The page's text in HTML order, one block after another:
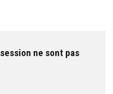
ne sont pas